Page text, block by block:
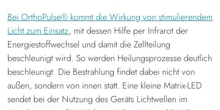
Bei OrthoPulse® kommt die Wirkung von stimulierendem
Licht zum Einsatz, mit dessen Hilfe per Infrarot der
Energiestoffwechsel und damit die Zellteilung
beschleunigt wird. So werden Heilungsprozesse deutlich
beschleunigt. Die Bestrahlung findet dabei nicht von
außen, sondern von innen statt. Eine kleine Matrix-LED
sendet bei der Nutzung des Geräts Lichtwellen im